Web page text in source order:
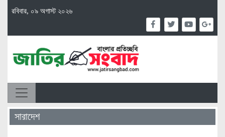
রবিবার, ০৯ অগাস্ট ২০২৬
সারাদেশ